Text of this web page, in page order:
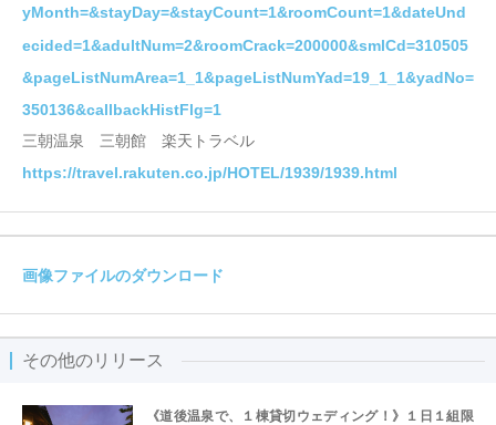
yMonth=&stayDay=&stayCount=1&roomCount=1&dateUnd
ecided=1&adultNum=2&roomCrack=200000&smlCd=310505
&pageListNumArea=1_1&pageListNumYad=19_1_1&yadNo=
350136&callbackHistFlg=1
三朝温泉 三朝館 楽天トラベル
https://travel.rakuten.co.jp/HOTEL/1939/1939.html
画像ファイルのダウンロード
その他のリリース
《道後温泉で、１棟貸切ウェディング！》１日１組限